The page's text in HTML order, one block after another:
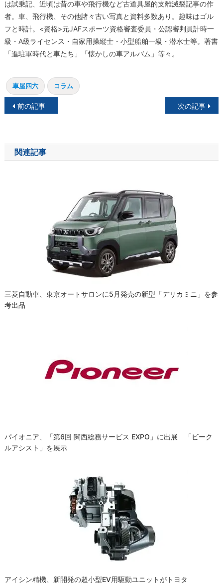
は試乗記、近頃は昔の車や飛行機など古道具屋的支離滅裂記事の作
者。車、飛行機、その他諸々古い写真と資料多数あり。趣味はゴル
フと時計。<資格>元JAFスポーツ資格審査委員・公認審判員計時一
級・A級ライセンス・自家用操縦士・小型船舶一級・潜水士等。著書
「進駐軍時代と車たち」「懐かしの車アルバム」等々。
車屋四六 コラム
投
ナ
ビ
前の記事 次の記事
関連記事
三菱自動車、東京オートサロンに5月発売の新型「デリカミニ」を参
考出品
パイオニア、「第6回 関西総務サービス EXPO」に出展 「ビーク
ルアシスト」を展示
アイシン精機、新開発の超小型EV用駆動ユニットがトヨタ